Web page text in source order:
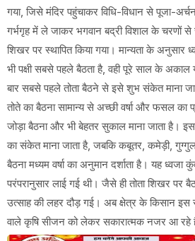
गया, जिसे मंदिर पहुंचाकर विधि-विधान से पूजा-
गर्भगृह में ले जाकर भगवान बद्री विशाल के चरणों से
शिखर पर स्थापित किया गया। मान्यता के अनुसार
भी पक्षी सबसे पहले बैठता है, वही पूरे साल के
बार सबसे पहले तोता बैठने से इसे शुभ संकेत माना
तोते का बैठना सामान्य से अच्छी वर्षा और फसल का
जोड़ा बैठना और भी बेहतर सुकाल माना जाता है।
का संकेत माना जाता है, जबकि कबूतर, कमेड़ी, गुग्गुल
बैठना मध्यम वर्षा का अनुमान दर्शाता है। यह ध्वजा
परंपरानुसार लाई गई थी। जैसे ही तोता शिखर पर
उत्साह की लहर दौड़ गई। अब क्षेत्र के किसान
वाले कृषि सीजन को लेकर सकारात्मक नजर आ रहे